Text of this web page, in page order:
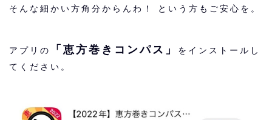
そんな細かい方角分からんわ！ という方もご安心を。
アプリの 「恵方巻きコンパス」
をインストールし
てください。